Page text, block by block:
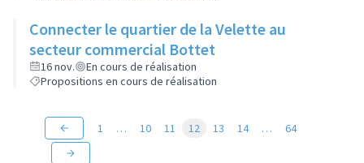
Connecter le quartier de la Velette au
secteur commercial Bottet
16 nov.
En cours de réalisation
Propositions en cours de réalisation
1 … 10 11 12 13 14 … 64